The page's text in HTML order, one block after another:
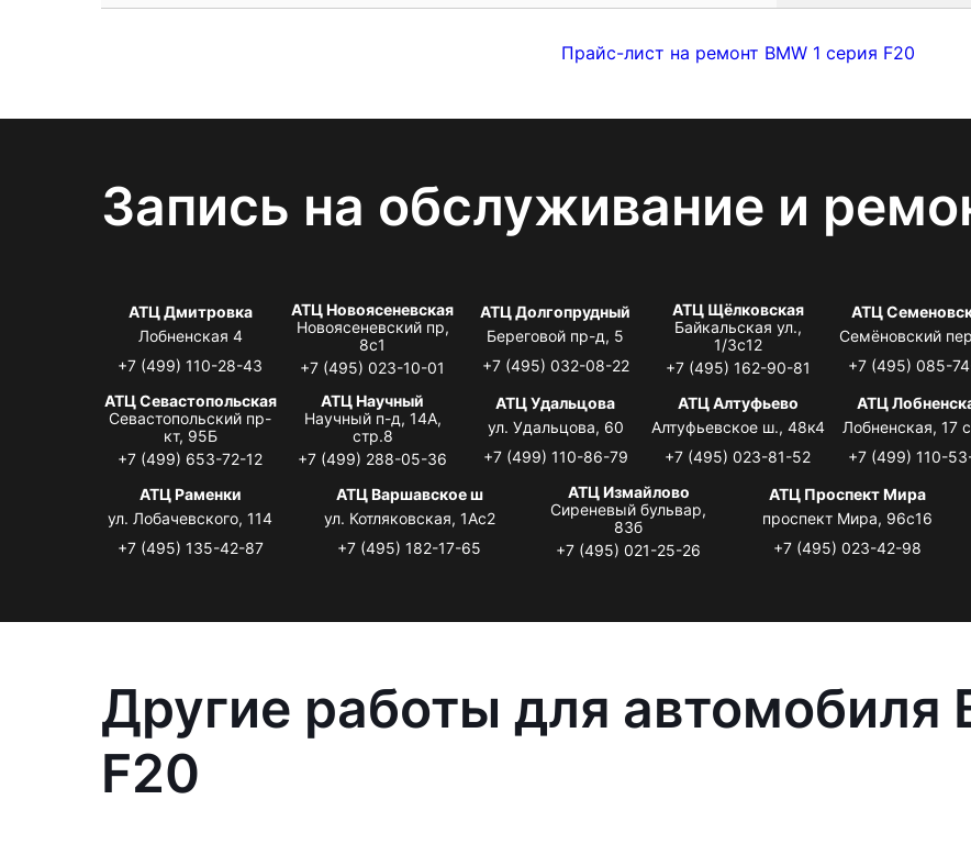
Прайс-лист на ремонт BMW 1 серия F20
Запись на обслуживание и
АТЦ Дмитровка
Лобненская 4
+7 (499) 110-28-43
АТЦ Новоясеневская
Новоясеневский пр,
8с1
+7 (495) 023-10-01
АТЦ Долгопрудный
Береговой пр-д, 5
+7 (495) 032-08-22
АТЦ Щёлковская
Байкальская ул.,
1/3с12
+7 (495) 162-90-81
АТЦ
Семёновский
+7 (495) 085-
АТЦ Севастопольская
Севастопольский пр-
кт, 95Б
+7 (499) 653-72-12
АТЦ Научный
Научный п-д, 14А,
стр.8
+7 (499) 288-05-36
АТЦ Удальцова
ул. Удальцова, 60
+7 (499) 110-86-79
АТЦ Алтуфьево
Алтуфьевское ш., 48к4
+7 (495) 023-81-52
АТЦ
Лобненская, 17
+7 (499) 110-
АТЦ Раменки
ул. Лобачевского, 114
+7 (495) 135-42-87
АТЦ Варшавское ш
ул. Котляковская, 1Ас2
+7 (495) 182-17-65
АТЦ Измайлово
Сиреневый бульвар,
83б
+7 (495) 021-25-26
АТЦ Проспект Мира
проспект Мира, 96с16
+7 (495) 023-42-98
Другие работы для автомобиля
F20